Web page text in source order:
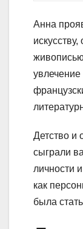
Анна
увлечение
Детство и
сыграли
личности
как
была